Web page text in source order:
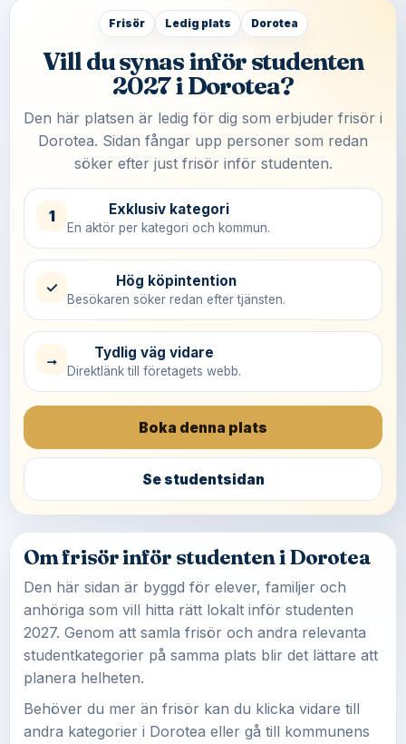
Frisör Ledig plats Dorotea
Vill du synas inför studenten
2027 i Dorotea?
Den här platsen är ledig för dig som erbjuder frisör i
Dorotea. Sidan fångar upp personer som redan
söker efter just frisör inför studenten.
1 Exklusiv kategori
En aktör per kategori och kommun.
✓ Hög köpintention
Besökaren söker redan efter tjänsten.
→ Tydlig väg vidare
Direktlänk till företagets webb.
Boka denna plats
Se studentsidan
Om frisör inför studenten i Dorotea
Den här sidan är byggd för elever, familjer och
anhöriga som vill hitta rätt lokalt inför studenten
2027. Genom att samla frisör och andra relevanta
studentkategorier på samma plats blir det lättare att
planera helheten.
Behöver du mer än frisör kan du klicka vidare till
andra kategorier i Dorotea eller gå till kommunens